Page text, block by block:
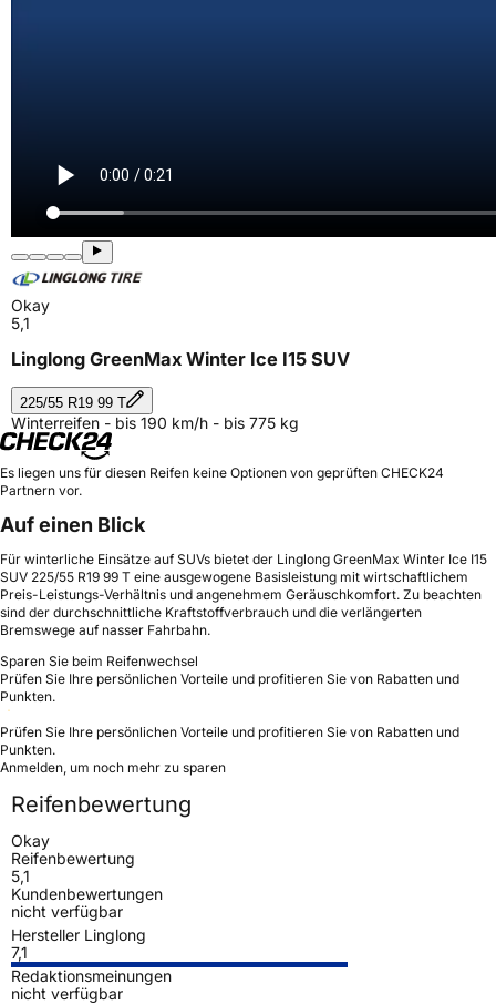
Okay
5,1
Linglong GreenMax Winter Ice I15 SUV
225/55 R19 99 T
Winterreifen - bis 190 km/h - bis 775 kg
Es liegen uns für diesen Reifen keine Optionen von geprüften CHECK24
Partnern vor.
Auf einen Blick
Für winterliche Einsätze auf SUVs bietet der Linglong GreenMax Winter Ice I15
SUV 225/55 R19 99 T eine ausgewogene Basisleistung mit wirtschaftlichem
Preis-Leistungs-Verhältnis und angenehmem Geräuschkomfort. Zu beachten
sind der durchschnittliche Kraftstoffverbrauch und die verlängerten
Bremswege auf nasser Fahrbahn.
Sparen Sie beim Reifenwechsel
Prüfen Sie Ihre persönlichen Vorteile und profitieren Sie von Rabatten und
Punkten.
Prüfen Sie Ihre persönlichen Vorteile und profitieren Sie von Rabatten und
Punkten.
Anmelden, um noch mehr zu sparen
Reifenbewertung
Okay
Reifenbewertung
5,1
Kundenbewertungen
nicht verfügbar
Hersteller Linglong
7,1
Redaktionsmeinungen
nicht verfügbar